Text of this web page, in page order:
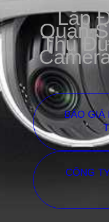
Lắp
Quan
Thủ
BÁO GIÁ
CÔNG